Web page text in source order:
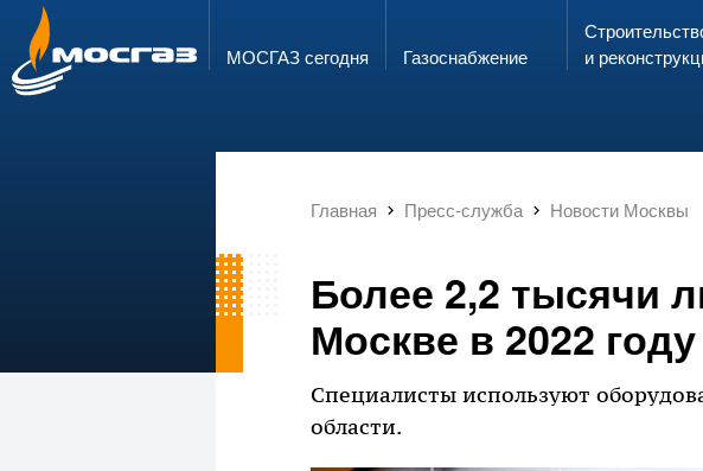
ГОРЯЧАЯ ЛИНИЯ
8 800 700 71 04 info@mos-gaz.ru
МОСГАЗ сегодня Газо­снабжение
и
Главная Пресс-служба Новости Москвы
Более 2,2 тысячи
Москве в 2022 году
Специалисты используют
области.